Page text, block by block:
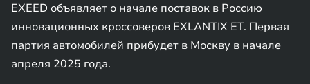
EXEED объявляет о начале поставок в Россию
инновационных кроссоверов EXLANTIX ET. Первая
партия автомобилей прибудет в Москву в начале
апреля 2025 года.